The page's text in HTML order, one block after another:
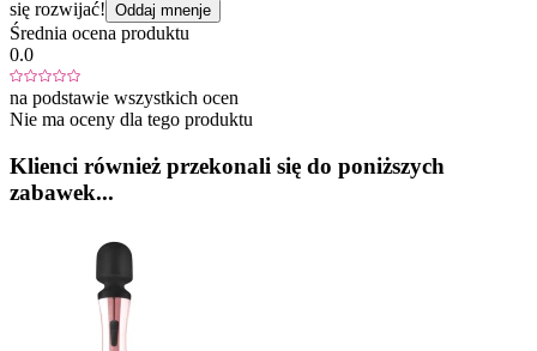
się rozwijać! Oddaj mnenje
Średnia ocena produktu
0.0
na podstawie wszystkich ocen
Nie ma oceny dla tego produktu
Klienci również przekonali się do poniższych
zabawek...